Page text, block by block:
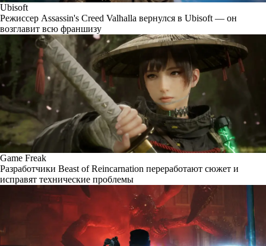
Ubisoft
Режиссер Assassin's Creed Valhalla вернулся в Ubisoft — он
возглавит всю франшизу
Game Freak
Разработчики Beast of Reincarnation переработают сюжет и
исправят технические проблемы